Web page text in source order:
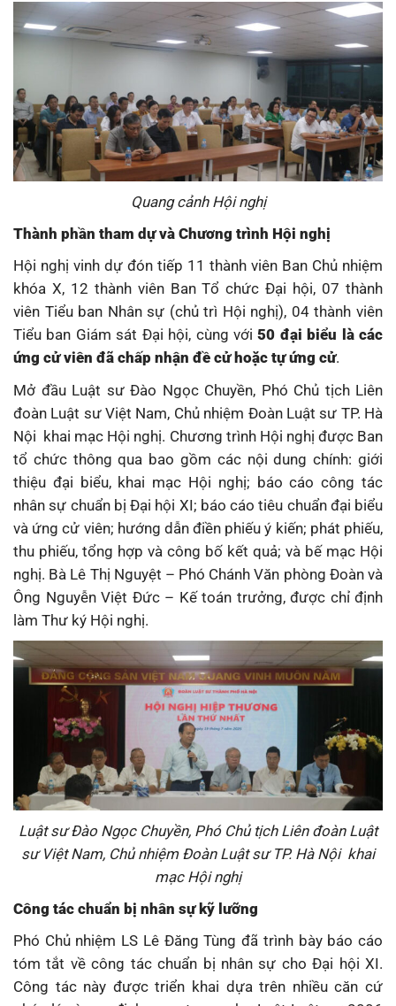
Quang cảnh Hội nghị
Thành phần tham dự và Chương trình Hội nghị
Hội nghị vinh dự đón tiếp 11 thành viên Ban Chủ nhiệm
khóa X, 12 thành viên Ban Tổ chức Đại hội, 07 thành
viên Tiểu ban Nhân sự (chủ trì Hội nghị), 04 thành viên
Tiểu ban Giám sát Đại hội, cùng với50 đại biểu là các
ứng cử viên đã chấp nhận đề cử hoặc tự ứng cử.
Mở đầu Luật sư Đào Ngọc Chuyền, Phó Chủ tịch Liên
đoàn Luật sư Việt Nam, Chủ nhiệm Đoàn Luật sư TP. Hà
Nội khai mạc Hội nghị. Chương trình Hội nghị được Ban
tổ chức thông qua bao gồm các nội dung chính: giới
thiệu đại biểu, khai mạc Hội nghị; báo cáo công tác
nhân sự chuẩn bị Đại hội XI; báo cáo tiêu chuẩn đại biểu
và ứng cử viên; hướng dẫn điền phiếu ý kiến; phát phiếu,
thu phiếu, tổng hợp và công bố kết quả; và bế mạc Hội
nghị. Bà Lê Thị Nguyệt – Phó Chánh Văn phòng Đoàn và
Ông Nguyễn Việt Đức – Kế toán trưởng, được chỉ định
làm Thư ký Hội nghị.
Luật sư Đào Ngọc Chuyền, Phó Chủ tịch Liên đoàn Luật
sư Việt Nam, Chủ nhiệm Đoàn Luật sư TP. Hà Nội khai
mạc Hội nghị
Công tác chuẩn bị nhân sự kỹ lưỡng
Phó Chủ nhiệm LS Lê Đăng Tùng đã trình bày báo cáo
tóm tắt về công tác chuẩn bị nhân sự cho Đại hội XI.
Công tác này được triển khai dựa trên nhiều căn cứ